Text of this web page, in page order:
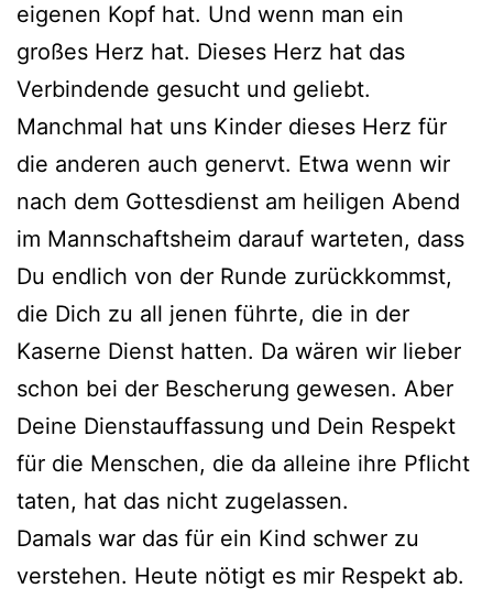
eigenen Kopf hat. Und wenn man ein
großes Herz hat. Dieses Herz hat das
Verbindende gesucht und geliebt.
Manchmal hat uns Kinder dieses Herz für
die anderen auch genervt. Etwa wenn wir
nach dem Gottesdienst am heiligen Abend
im Mannschaftsheim darauf warteten, dass
Du endlich von der Runde zurückkommst,
die Dich zu all jenen führte, die in der
Kaserne Dienst hatten. Da wären wir lieber
schon bei der Bescherung gewesen. Aber
Deine Dienstauffassung und Dein Respekt
für die Menschen, die da alleine ihre Pflicht
taten, hat das nicht zugelassen.
Damals war das für ein Kind schwer zu
verstehen. Heute nötigt es mir Respekt ab.